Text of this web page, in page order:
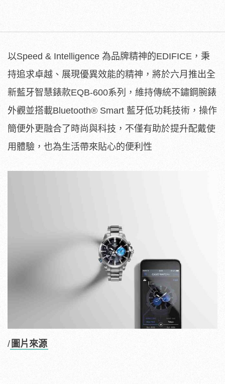
以Speed & Intelligence 為品牌精神的EDIFICE，秉
持追求卓越、展現優異效能的精神，將於六月推出全
新藍牙智慧錶款EQB-600系列，維持傳統不鏽鋼腕錶
外觀並搭載Bluetooth® Smart 藍牙低功耗技術，操作
簡便外更融合了時尚與科技，不僅有助於提升配戴使
用體驗，也為生活帶來貼心的便利性
/ 圖片來源